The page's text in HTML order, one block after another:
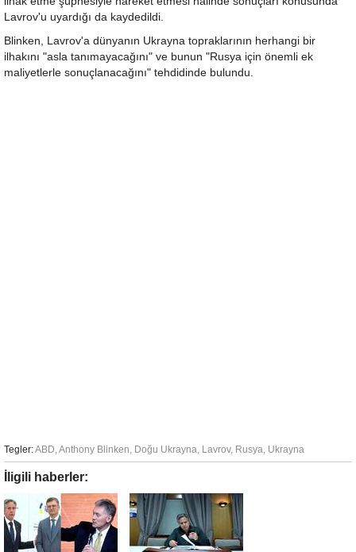
Lavrov'u uyardığı da kaydedildi.
Blinken, Lavrov'a dünyanın Ukrayna topraklarının herhangi bir
ilhakını "asla tanımayacağını" ve bunun "Rusya için önemli ek
maliyetlerle sonuçlanacağını" tehdidinde bulundu.
Tegler:ABD Anthony Blinken Doğu Ukrayna Lavrov, Rusya Ukrayna
İligili haberler: